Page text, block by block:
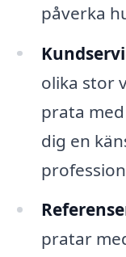
påverka
olika stor
prata
dig en
pratar